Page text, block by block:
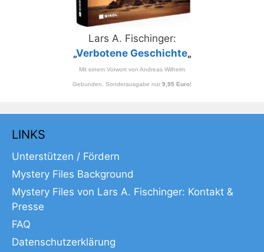
Lars A. Fischinger:
„Verbotene Geschichte„
Mit einem Vorwort von Andreas Wilhelm
Gebunden, Sonderausgabe nur 9,95 Euro!
LINKS
Unterstützen / Fördern
Mystery Files Background
Mystery Files von Lars A. Fischinger: Kontakt &
Presse
FAQ
Datenschutzerklärung